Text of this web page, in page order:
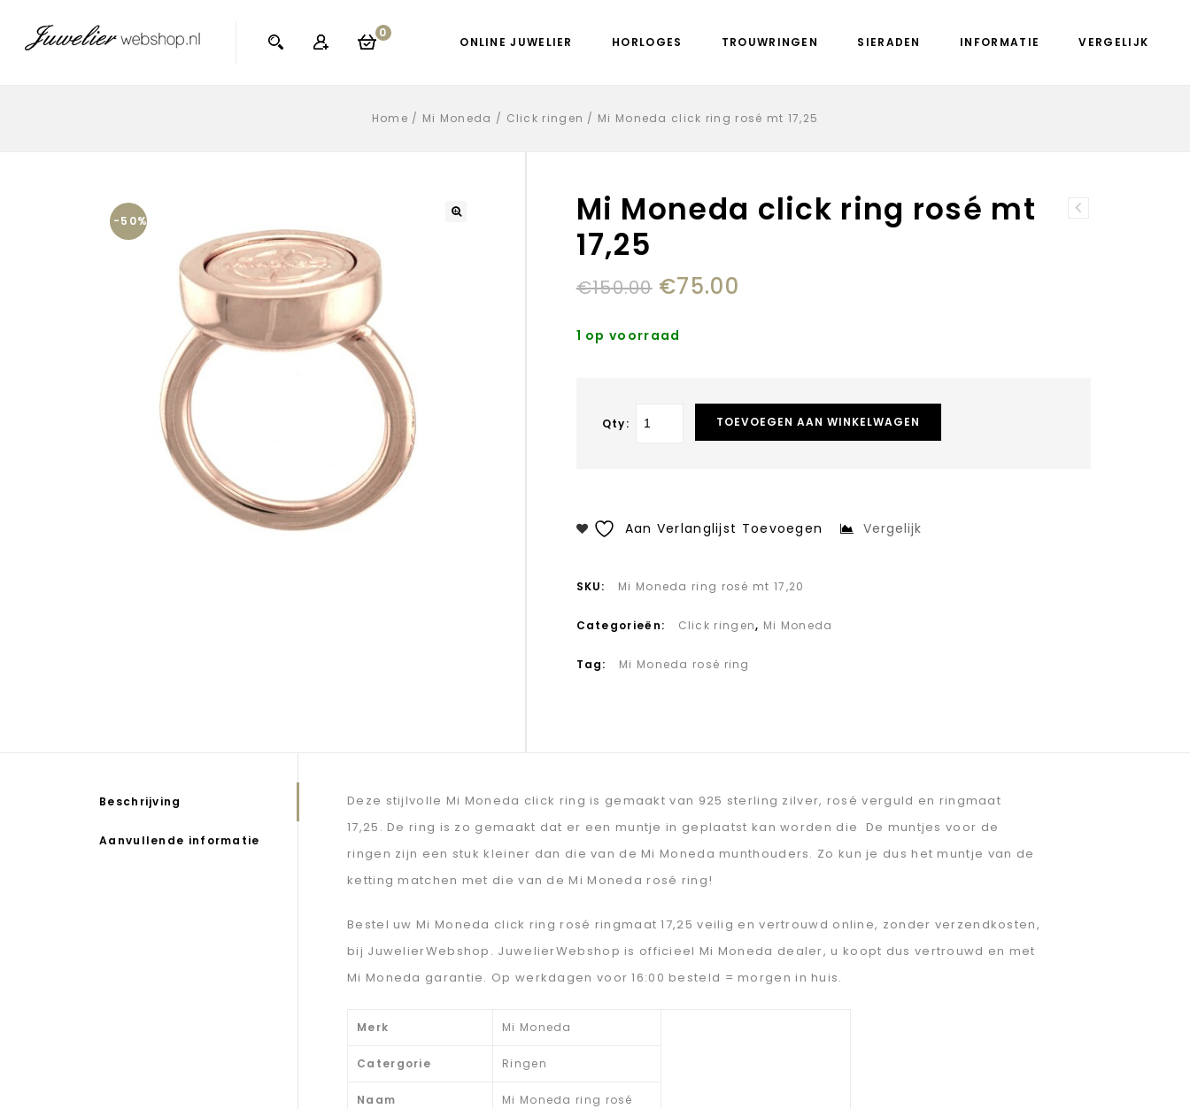
0
ONLINE JUWELIER HORLOGES TROUWRINGEN SIERADEN INFORMATIE VERGELIJK
Home / Mi Moneda / Click ringen / Mi Moneda click ring rosé mt 17,25
-50%
Mi Moneda click ring rosé mt
17,25
€150.00 €75.00
1 op voorraad
Qty: TOEVOEGEN AAN WINKELWAGEN
Aan Verlanglijst Toevoegen Vergelijk
SKU: Mi Moneda ring rosé mt 17,20
Categorieën: Click ringen, Mi Moneda
Tag: Mi Moneda rosé ring
Beschrijving
Aanvullende informatie
Deze stijlvolle Mi Moneda click ring is gemaakt van 925 sterling zilver, rosé verguld en ringmaat
17,25. De ring is zo gemaakt dat er een muntje in geplaatst kan worden die De muntjes voor de
ringen zijn een stuk kleiner dan die van de Mi Moneda munthouders. Zo kun je dus het muntje van de
ketting matchen met die van de Mi Moneda rosé ring!
Bestel uw Mi Moneda click ring rosé ringmaat 17,25 veilig en vertrouwd online, zonder verzendkosten,
bij JuwelierWebshop. JuwelierWebshop is officieel Mi Moneda dealer, u koopt dus vertrouwd en met
Mi Moneda garantie. Op werkdagen voor 16:00 besteld = morgen in huis.
Merk Mi Moneda
Catergorie Ringen
Naam Mi Moneda ring rosé